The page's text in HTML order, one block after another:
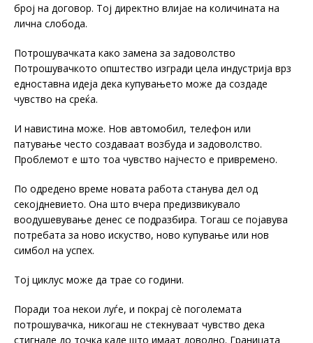
број на договор. Тој директно влијае на количината на
лична слобода.
Потрошувачката како замена за задоволство
Потрошувачкото општество изгради цела индустрија врз
едноставна идеја дека купувањето може да создаде
чувство на среќа.
И навистина може. Нов автомобил, телефон или
патување често создаваат возбуда и задоволство.
Проблемот е што тоа чувство најчесто е привремено.
По одредено време новата работа станува дел од
секојдневието. Она што вчера предизвикувало
воодушевување денес се подразбира. Тогаш се појавува
потребата за ново искуство, ново купување или нов
симбол на успех.
Тој циклус може да трае со години.
Поради тоа некои луѓе, и покрај сè поголемата
потрошувачка, никогаш не стекнуваат чувство дека
стигнале до точка каде што имаат доволно. Границата